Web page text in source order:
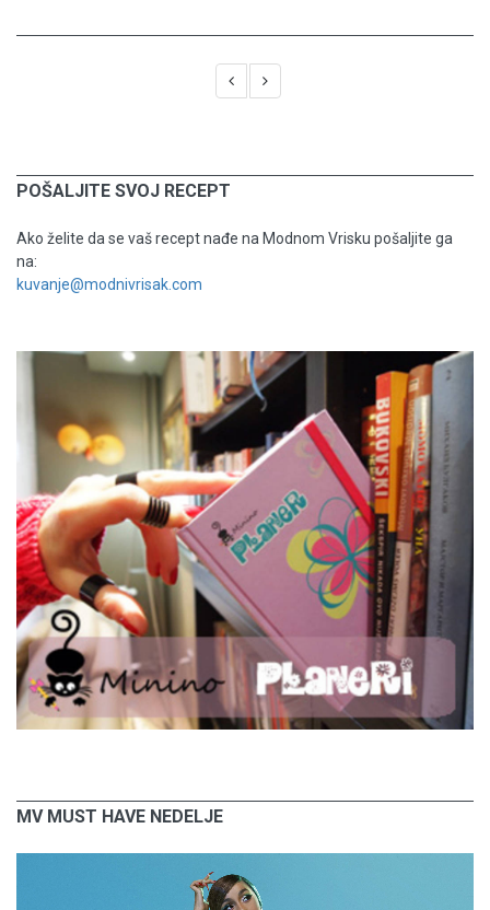
POŠALJITE SVOJ RECEPT
Ako želite da se vaš recept nađe na Modnom Vrisku pošaljite ga
na:
kuvanje@modnivrisak.com
MV MUST HAVE NEDELJE